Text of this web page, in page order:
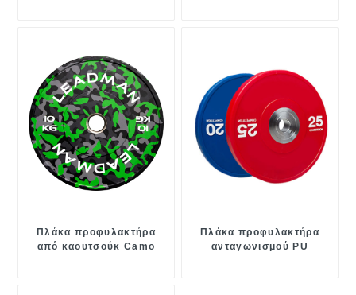
Πλάκα προφυλακτήρα
από καουτσούκ Camo
Πλάκα προφυλακτήρα
ανταγωνισμού PU